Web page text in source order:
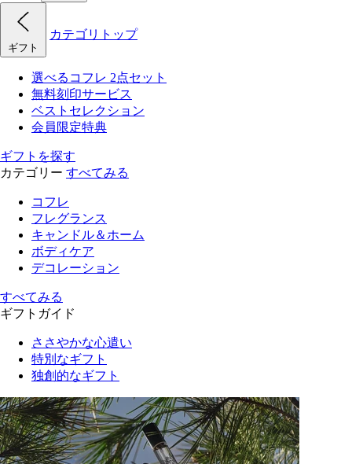
ギフト
カテゴリトップ
選べるコフレ 2点セット
無料刻印サービス
ベストセレクション
会員限定特典
ギフトを探す
カテゴリー すべてみる
コフレ
フレグランス
キャンドル＆ホーム
ボディケア
デコレーション
すべてみる
ギフトガイド
ささやかな心遣い
特別なギフト
独創的なギフト